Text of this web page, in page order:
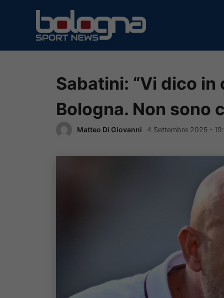
contenuto
Sabatini: “Vi dico
Bologna. Non sono
Matteo Di Giovanni 4 Settembre 2025 -